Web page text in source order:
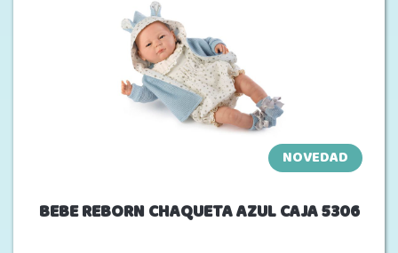
NOVEDAD
BEBE REBORN CHAQUETA AZUL CAJA 5306